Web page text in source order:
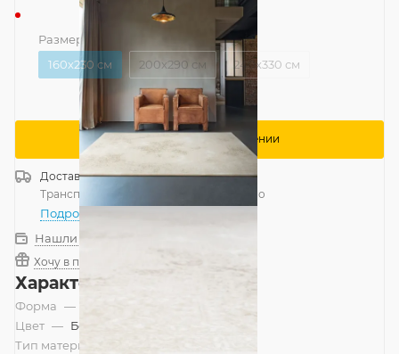
Размер
160x230 см
160x230 см
200x290 см 240x330 см
Сообщить о поступлении
ДоставкаРоссия
Транспортной компанией
бесплатно
Подробнее
Нашли дешевле?
Хочу в подарок
Характеристики
Форма —
Цвет — Бежевый
Тип материала